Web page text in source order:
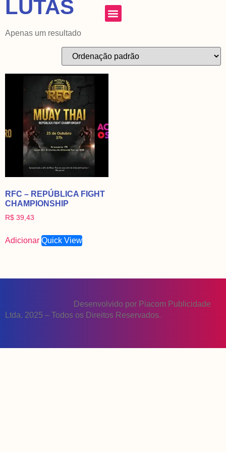
LUTAS
Apenas um resultado
RFC – REPÚBLICA FIGHT
CHAMPIONSHIP
R$ 39,43
Adicionar Quick View
Desenvolvido por Piacom Publicidade
Ltda. 2025 – Todos os Direitos Reservados.